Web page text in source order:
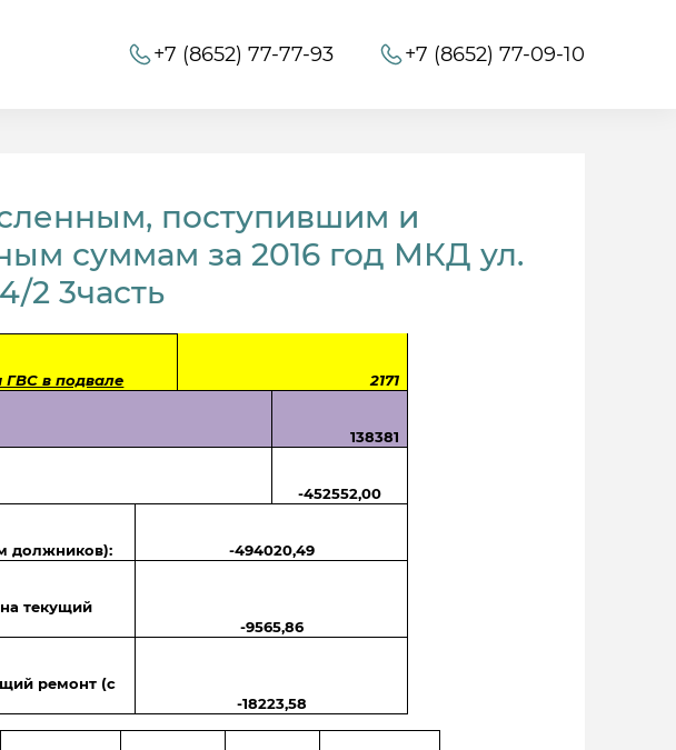
+7 (8652) 77-77-93 +7 (8652) 77-09-10
поступившим и
суммам за 2016 год МКД ул.
2 3часть
ГВС в подвале
2171
138381
-452552,00
должников):
-494020,49
текущий
-9565,86
ремонт (с
-18223,58